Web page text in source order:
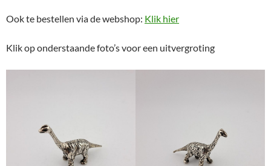
Ook te bestellen via de webshop: Klik hier
Klik op onderstaande foto’s voor een uitvergroting